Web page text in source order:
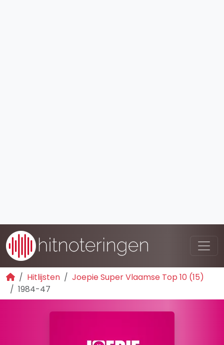
Hitlijsten
Joepie Super Vlaamse Top 10 (15)
1984-47